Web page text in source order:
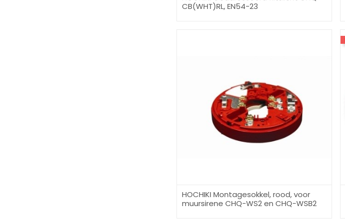
CB(WHT)RL, EN54-23
HOCHIKI Montagesokkel, rood, voor
muursirene CHQ-WS2 en CHQ-WSB2